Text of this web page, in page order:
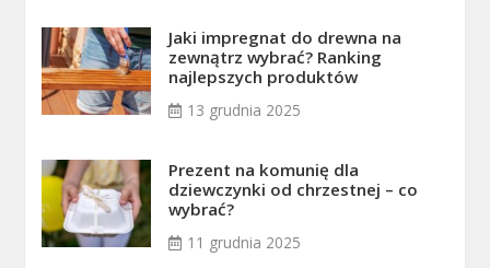
Jaki impregnat do drewna na
zewnątrz wybrać? Ranking
najlepszych produktów
13 grudnia 2025
Prezent na komunię dla
dziewczynki od chrzestnej – co
wybrać?
11 grudnia 2025